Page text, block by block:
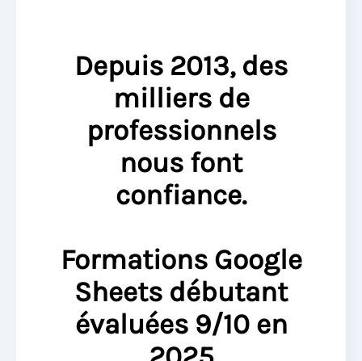
Depuis 2013, des
milliers de
professionnels
nous font
confiance.
Formations Google
Sheets débutant
évaluées 9/10 en